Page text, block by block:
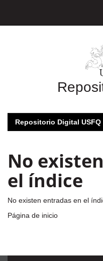
Repositorio Digital USFQ
No
el índice
No existen entradas en el
Página de inicio